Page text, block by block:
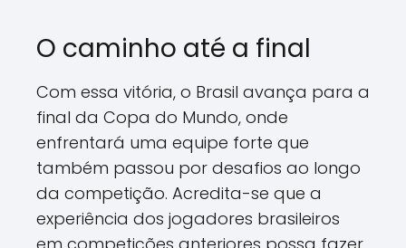
O caminho até a final
Com essa vitória, o Brasil avança para a
final da Copa do Mundo, onde
enfrentará uma equipe forte que
também passou por desafios ao longo
da competição. Acredita-se que a
experiência dos jogadores brasileiros